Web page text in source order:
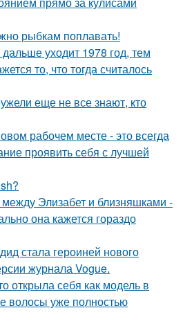
рыбкам поплавать!
уходит 1978 год, тем
то, что тогда считалось
еще не все знают, кто
рабочем месте - это всегда
проявить себя с лучшей
между Элизабет и близняшками -
она кажется гораздо
стала героиней нового
журнала Vogue.
открыла себя как модель в
волосы уже полностью